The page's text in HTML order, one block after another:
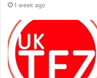
1 week ago